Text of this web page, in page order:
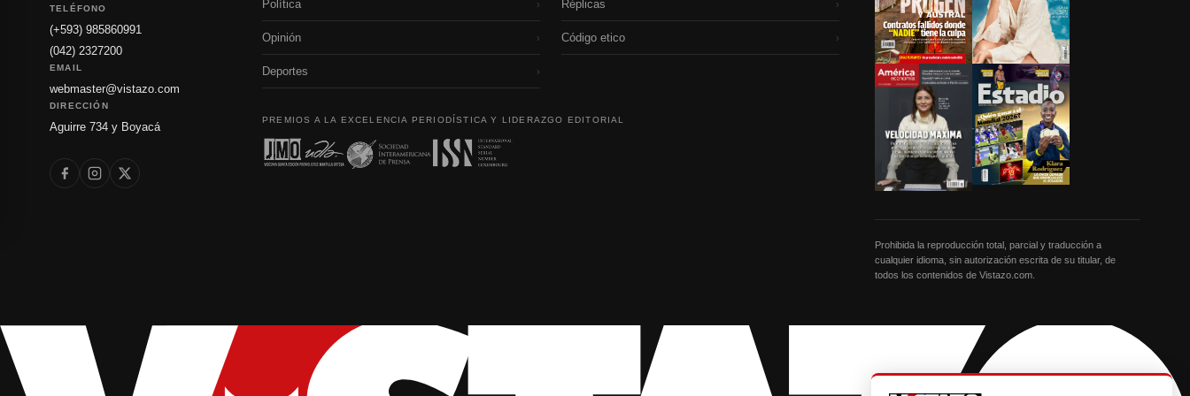
TELÉFONO
(+593) 985860991
(042) 2327200
EMAIL
webmaster@vistazo.com
DIRECCIÓN
Aguirre 734 y Boyacá
Política ›
Opinión ›
Deportes ›
Réplicas ›
Código etico ›
PREMIOS A LA EXCELENCIA PERIODÍSTICA Y LIDERAZGO EDITORIAL
Prohibida la reproducción total, parcial y traducción a
cualquier idioma, sin autorización escrita de su titular, de
todos los contenidos de Vistazo.com.